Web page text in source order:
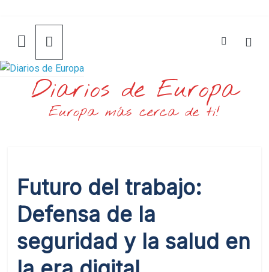
contenido
Diarios de Europa
Europa más cerca de ti!
Futuro del trabajo:
Defensa de la
seguridad y la salud en